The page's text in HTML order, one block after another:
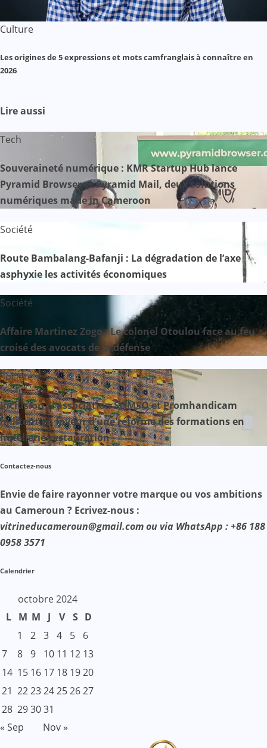
Culture
Les origines de 5 expressions et mots camfranglais à connaître en
2026
Lire aussi
Tech
Souveraineté numérique : KMR Startup Hub lance
Pyramid Browser et Pyramid Mail, deux solutions
numériques made in Cameroon
Société
Route Bambalang-Bafanji : La dégradation de l’axe
asphyxie les activités économiques
Société
Affaire Martinez Zogo : Le colonel Otoulou face au feu
croisé des avocats de la défense
Société
Inclusion : l’association SOMSO et Promhandicam
militent en faveur d’une réforme des formations en
hôtellerie-restauration
Contactez-nous
Envie de faire rayonner votre marque ou vos ambitions
au Cameroun ? Ecrivez-nous :
vitrineducameroun@gmail.com ou via WhatsApp : +86 188
0958 3571
Calendrier
octobre 2024
L
M M J V S D
1
2 3 4 5
6
7
8 9 10 11 12 13
14 15 16 17 18 1920
21 222324252627
28 293031
« Sep
Nov »